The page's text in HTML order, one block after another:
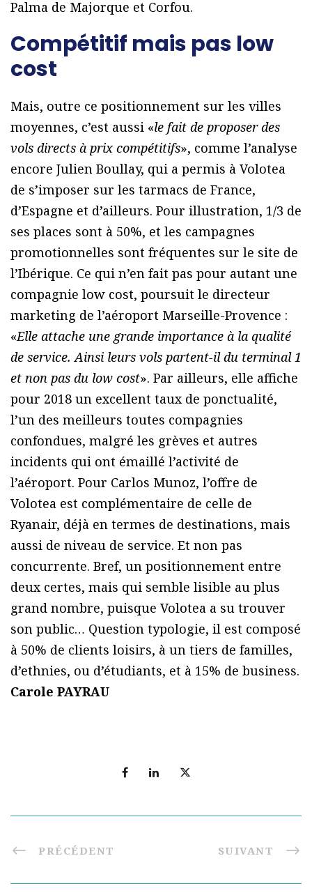
Palma de Majorque et Corfou.
Compétitif mais pas low
cost
Mais, outre ce positionnement sur les villes
moyennes, c’est aussi «le fait de proposer des
vols directs à prix compétitifs», comme l’analyse
encore Julien Boullay, qui a permis à Volotea
de s’imposer sur les tarmacs de France,
d’Espagne et d’ailleurs. Pour illustration, 1/3 de
ses places sont à 50%, et les campagnes
promotionnelles sont fréquentes sur le site de
l’Ibérique. Ce qui n’en fait pas pour autant une
compagnie low cost, poursuit le directeur
marketing de l’aéroport Marseille-Provence :
«Elle attache une grande importance à la qualité
de service. Ainsi leurs vols partent-il du terminal 1
et non pas du low cost». Par ailleurs, elle affiche
pour 2018 un excellent taux de ponctualité,
l’un des meilleurs toutes compagnies
confondues, malgré les grèves et autres
incidents qui ont émaillé l’activité de
l’aéroport. Pour Carlos Munoz, l’offre de
Volotea est complémentaire de celle de
Ryanair, déjà en termes de destinations, mais
aussi de niveau de service. Et non pas
concurrente. Bref, un positionnement entre
deux certes, mais qui semble lisible au plus
grand nombre, puisque Volotea a su trouver
son public… Question typologie, il est composé
à 50% de clients loisirs, à un tiers de familles,
d’ethnies, ou d’étudiants, et à 15% de business.
Carole PAYRAU
PRÉCÉDENT SUIVANT